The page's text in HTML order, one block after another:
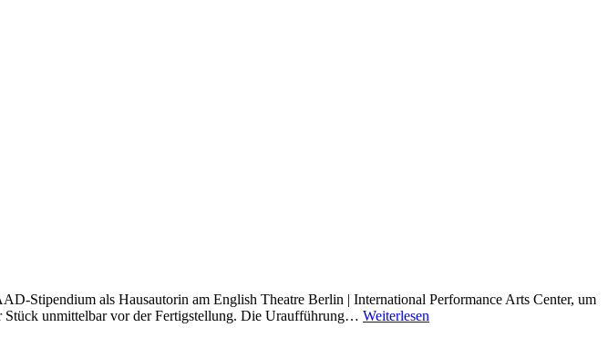
Stipendium als Hausautorin am English Theatre Berlin | International Performance Arts Center, um
unmittelbar vor der Fertigstellung. Die Uraufführung… Weiterlesen